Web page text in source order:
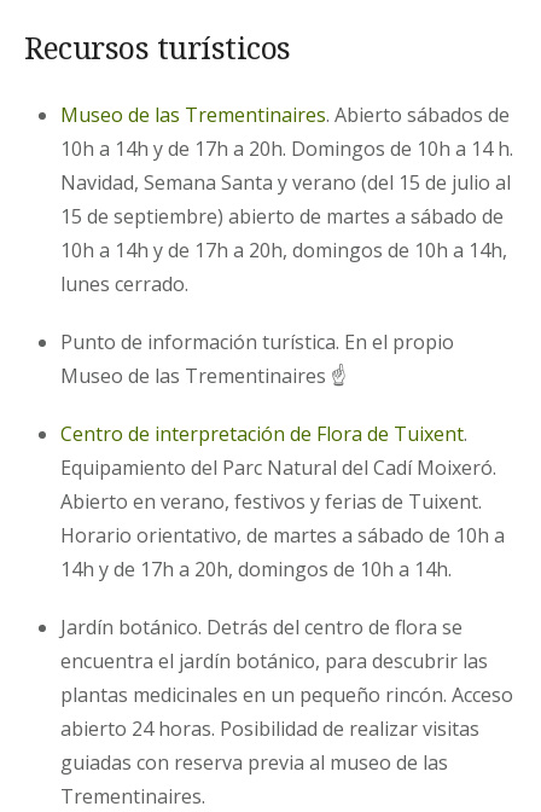
Recursos turísticos
Museo de las Trementinaires. Abierto sábados de
10h a 14h y de 17h a 20h. Domingos de 10h a 14 h.
Navidad, Semana Santa y verano (del 15 de julio al
15 de septiembre) abierto de martes a sábado de
10h a 14h y de 17h a 20h, domingos de 10h a 14h,
lunes cerrado.
Punto de información turística. En el propio
Museo de las Trementinaires ☝
Centro de interpretación de Flora de Tuixent.
Equipamiento del Parc Natural del Cadí Moixeró.
Abierto en verano, festivos y ferias de Tuixent.
Horario orientativo, de martes a sábado de 10h a
14h y de 17h a 20h, domingos de 10h a 14h.
Jardín botánico. Detrás del centro de flora se
encuentra el jardín botánico, para descubrir las
plantas medicinales en un pequeño rincón. Acceso
abierto 24 horas. Posibilidad de realizar visitas
guiadas con reserva previa al museo de las
Trementinaires.